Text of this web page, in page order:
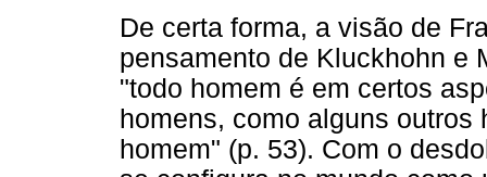
De certa forma, a visão de
pensamento de Kluckhohn e
"todo homem é em certos
homens, como alguns
homem" (p. 53). Com o